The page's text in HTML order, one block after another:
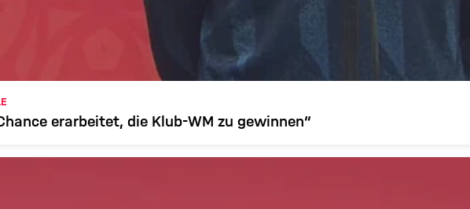
erarbeitet, die Klub-WM zu gewinnen“